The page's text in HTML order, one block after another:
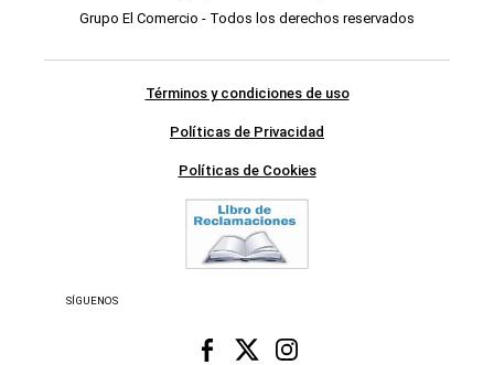
Grupo El Comercio - Todos los derechos reservados
Términos y condiciones de uso
Políticas de Privacidad
Políticas de Cookies
SÍGUENOS